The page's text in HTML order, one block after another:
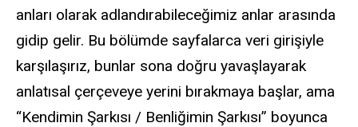
anları olarak adlandırabileceğimiz anlar arasında
gidip gelir. Bu bölümde sayfalarca veri girişiyle
karşılaşırız, bunlar sona doğru yavaşlayarak
anlatısal çerçeveye yerini bırakmaya başlar, ama
“Kendimin Şarkısı / Benliğimin Şarkısı” boyunca